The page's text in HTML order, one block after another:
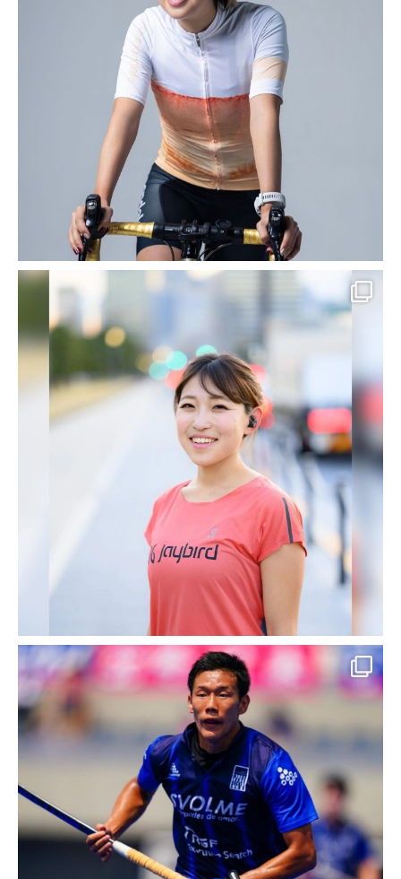
Kプロデュースとは？
2016年8月
2016年8月
2016-08-31
SEO対策 導入実績・事例
【ウェブ制作実績紹介】富士 沼
津 御殿場 結婚指輪 婚約指輪｜
カサデヨコヤマ様
お客様名 Bridal Jewelry Lui e Lei（カサデヨ
コヤマ） 様 事業概要 結婚指輪（マリッジリ
ング）販売 婚約指輪（エンゲージリング）販
売 ご利用サービス ウェブ制作、SEO対策、
コンテンツマーケティン […]
2016-08-30
スマホアプリ 導入実績・事例
【スマートフォンアプリ開発実
績紹介】札幌 海鮮料理 天ぷら
スマホアプリ｜かまどくら様
お客様名 海鮮料理と天婦羅のお店 かまどく
ら 様 事業概要 飲食店経営 ご利用サービス
Ｋスマートアプリ（店舗向けスマートフォン
アプリ） Ａｐｐ store：海鮮料理と天婦羅の
お店 かまどくら（iOS版) Google […]
2016-08-28
SEO対策 導入実績・事例